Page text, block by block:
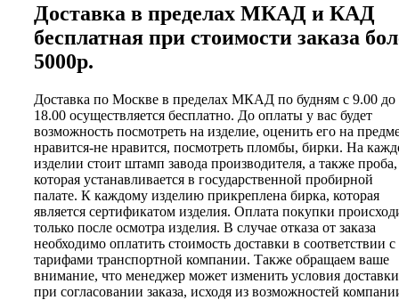
Доставка в пределах МКАД и КАД
бесплатная при стоимости заказа
5000р.
Доставка по Москве в пределах МКАД по будням с 9.00 до
18.00 осуществляется бесплатно. До оплаты у вас будет
возможность посмотреть на изделие, оценить его на
нравится-не нравится, посмотреть пломбы, бирки. На
изделии стоит штамп завода производителя, а также проба,
которая устанавливается в государственной пробирной
палате. К каждому изделию прикреплена бирка, которая
является сертификатом изделия. Оплата покупки
только после осмотра изделия. В случае отказа от заказа
необходимо оплатить стоимость доставки в соответствии с
тарифами транспортной компании. Также обращаем ваше
внимание, что менеджер может изменить условия доставки
при согласовании заказа, исходя из возможностей